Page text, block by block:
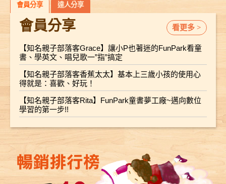
會員分享 達人分享
會員分享 看更多 >
【知名親子部落客Grace】讓小P也著迷的FunPark看童
書、學英文、唱兒歌一”指”搞定
【知名親子部落客香蕉太太】基本上三歲小孩的使用心
得就是：喜歡、好玩！
【知名親子部落客Rita】FunPark童書夢工廠~邁向數位
學習的第一步!!